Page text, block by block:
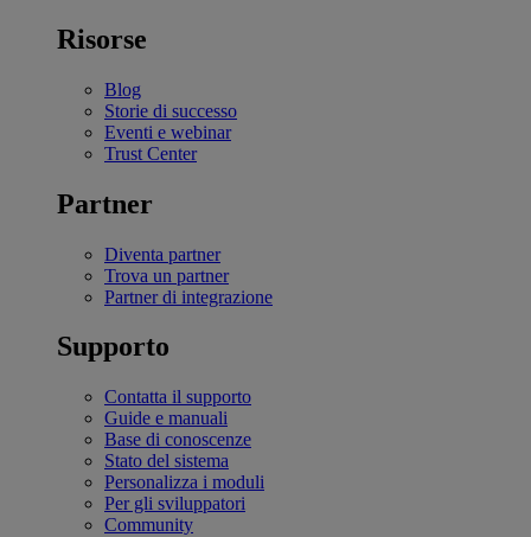
Risorse
Blog
Storie di successo
Eventi e webinar
Trust Center
Partner
Diventa partner
Trova un partner
Partner di integrazione
Supporto
Contatta il supporto
Guide e manuali
Base di conoscenze
Stato del sistema
Personalizza i moduli
Per gli sviluppatori
Community